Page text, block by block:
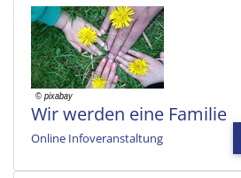
Wir werden eine Familie
Online Infoveranstaltung